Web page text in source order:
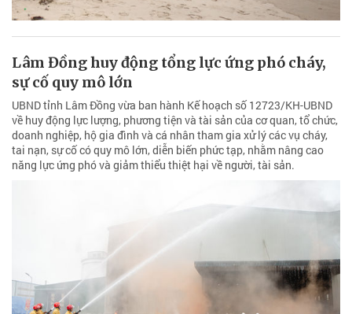
Lâm Đồng huy động tổng lực ứng phó cháy,
sự cố quy mô lớn
UBND tỉnh Lâm Đồng vừa ban hành Kế hoạch số 12723/KH-UBND
về huy động lực lượng, phương tiện và tài sản của cơ quan, tổ chức,
doanh nghiệp, hộ gia đình và cá nhân tham gia xử lý các vụ cháy,
tai nạn, sự cố có quy mô lớn, diễn biến phức tạp, nhằm nâng cao
năng lực ứng phó và giảm thiểu thiệt hại về người, tài sản.